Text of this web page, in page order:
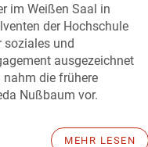
im Weißen Saal in
der Hochschule
soziales und
ausgezeichnet
nahm die frühere
Nußbaum vor.
MEHR LESEN